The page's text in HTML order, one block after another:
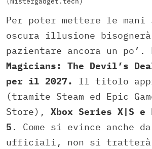
Per poter mettere le mani
oscura illusione
pazientare ancora un po’.
Magicians: The Devil’s
per il 2027.
Il titolo
(tramite Steam ed Epic
Store), Xbox Series X|S e
5. Come si evince anche
ufficiali, non si